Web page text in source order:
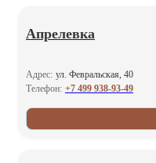
Апрелевка
Адрес: ул. Февральская, 40
Телефон: +7 499 938-93-49